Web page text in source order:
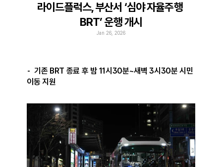
English
라이드플럭스, 부산서 ‘심야 자율주행
BRT’ 운행 개시
Jan 26, 2026
⁃  기존 BRT 종료 후 밤 11시30분~새벽 3시30분 시민
이동 지원